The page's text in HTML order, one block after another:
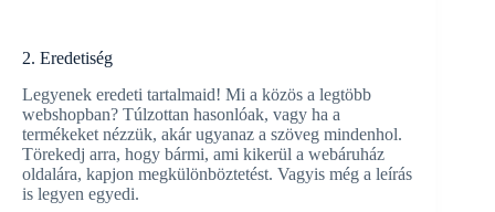
2. Eredetiség
Legyenek eredeti tartalmaid! Mi a közös a legtöbb
webshopban? Túlzottan hasonlóak, vagy ha a
termékeket nézzük, akár ugyanaz a szöveg mindenhol.
Törekedj arra, hogy bármi, ami kikerül a webáruház
oldalára, kapjon megkülönböztetést. Vagyis még a leírás
is legyen egyedi.